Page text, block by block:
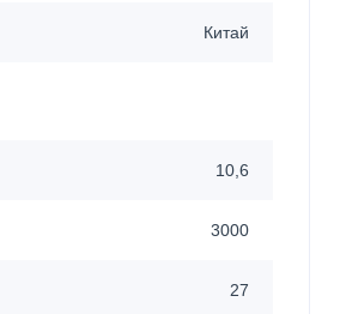
Китай
10,6
3000
27